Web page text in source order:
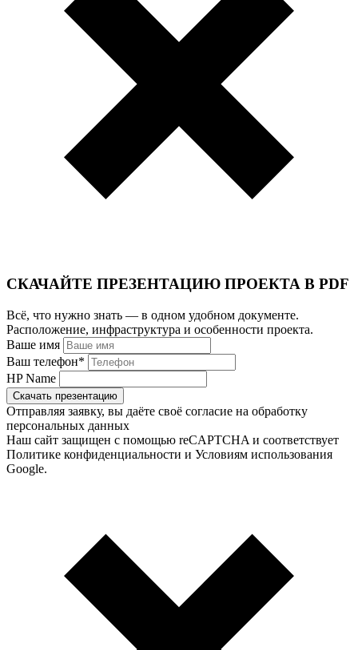
СКАЧАЙТЕ ПРЕЗЕНТАЦИЮ ПРОЕКТА В PDF
Всё, что нужно знать — в одном удобном документе.
Расположение, инфраструктура и особенности проекта.
Ваше имя
Ваш телефон*
HP Name
Скачать презентацию
Отправляя заявку, вы даёте своё согласие на обработку
персональных данных
Наш сайт защищен с помощью reCAPTCHA и соответствует
Политике конфиденциальности и Условиям использования
Google.